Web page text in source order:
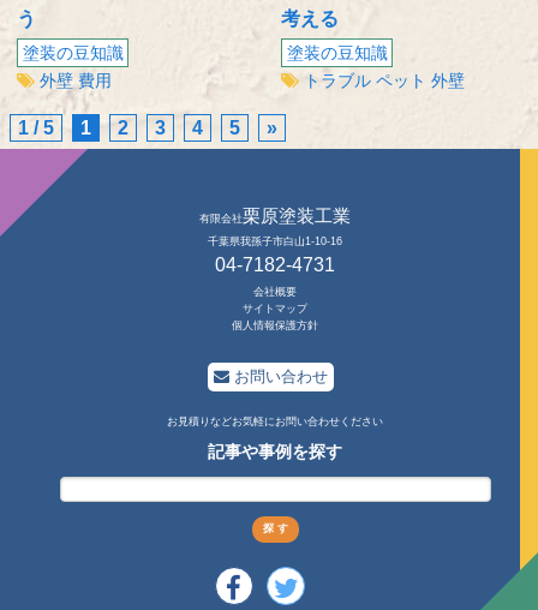
う
塗装の豆知識
外壁 費用
考える
塗装の豆知識
トラブル ペット 外壁
1 / 5 1 2 3 4 5 »
有限会社栗原塗装工業
千葉県我孫子市白山1-10-16
04-7182-4731
会社概要
サイトマップ
個人情報保護方針
お問い合わせ
お見積りなどお気軽にお問い合わせください
記事や事例を探す